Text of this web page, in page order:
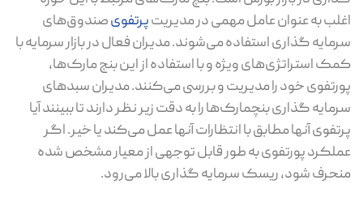
اغلب به عنوان عامل مهمی در مدیریتپرتفویصندوق‌های
سرمایه گذاری استفاده می‌شوند. مدیران فعال در بازار سرمایه با
کمک استراتژی‌های ویژه و با استفاده از این بنچ مارک‌ها،
پورتفوی خود را مدیریت و بررسی می‌کنند. مدیران سبدهای
سرمایه گذاری بنچمارک‌ها را به دقت زیر نظر دارند تا ببینند آیا
پرتفوی آنها مطابق با انتظارات آنها عمل می‌کند یا خیر. اگر
عملکرد پورتفوی به طور قابل توجهی از معیار مشخص شده
منحرف شود، ریسک سرمایه گذاری بالا می‌رود.